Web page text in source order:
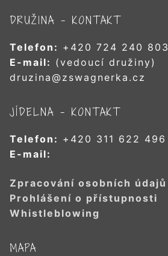
DRUŽINA – KONTAKT
Telefon: +420 724 240 803
E-mail: (vedoucí družiny)
druzina@zswagnerka.cz
JÍDELNA – KONTAKT
Telefon: +420 311 622 496
E-mail:
Zpracování osobních údajů
Prohlášení o přístupnosti
Whistleblowing
MAPA